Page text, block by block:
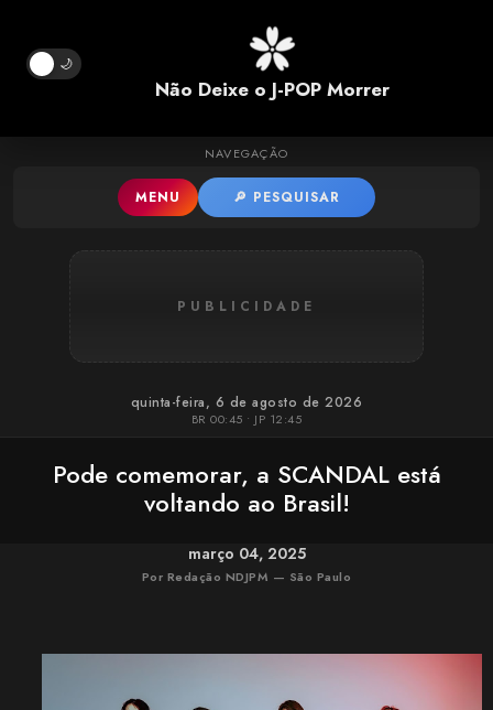
Pular para o conteúdo principal
🌙
Não Deixe o J-POP Morrer
NAVEGAÇÃO
MENU 🔎 PESQUISAR
PUBLICIDADE
quinta-feira, 6 de agosto de 2026
BR 00:45 • JP 12:45
Pode comemorar, a SCANDAL está
voltando ao Brasil!
março 04, 2025
Por Redação NDJPM — São Paulo